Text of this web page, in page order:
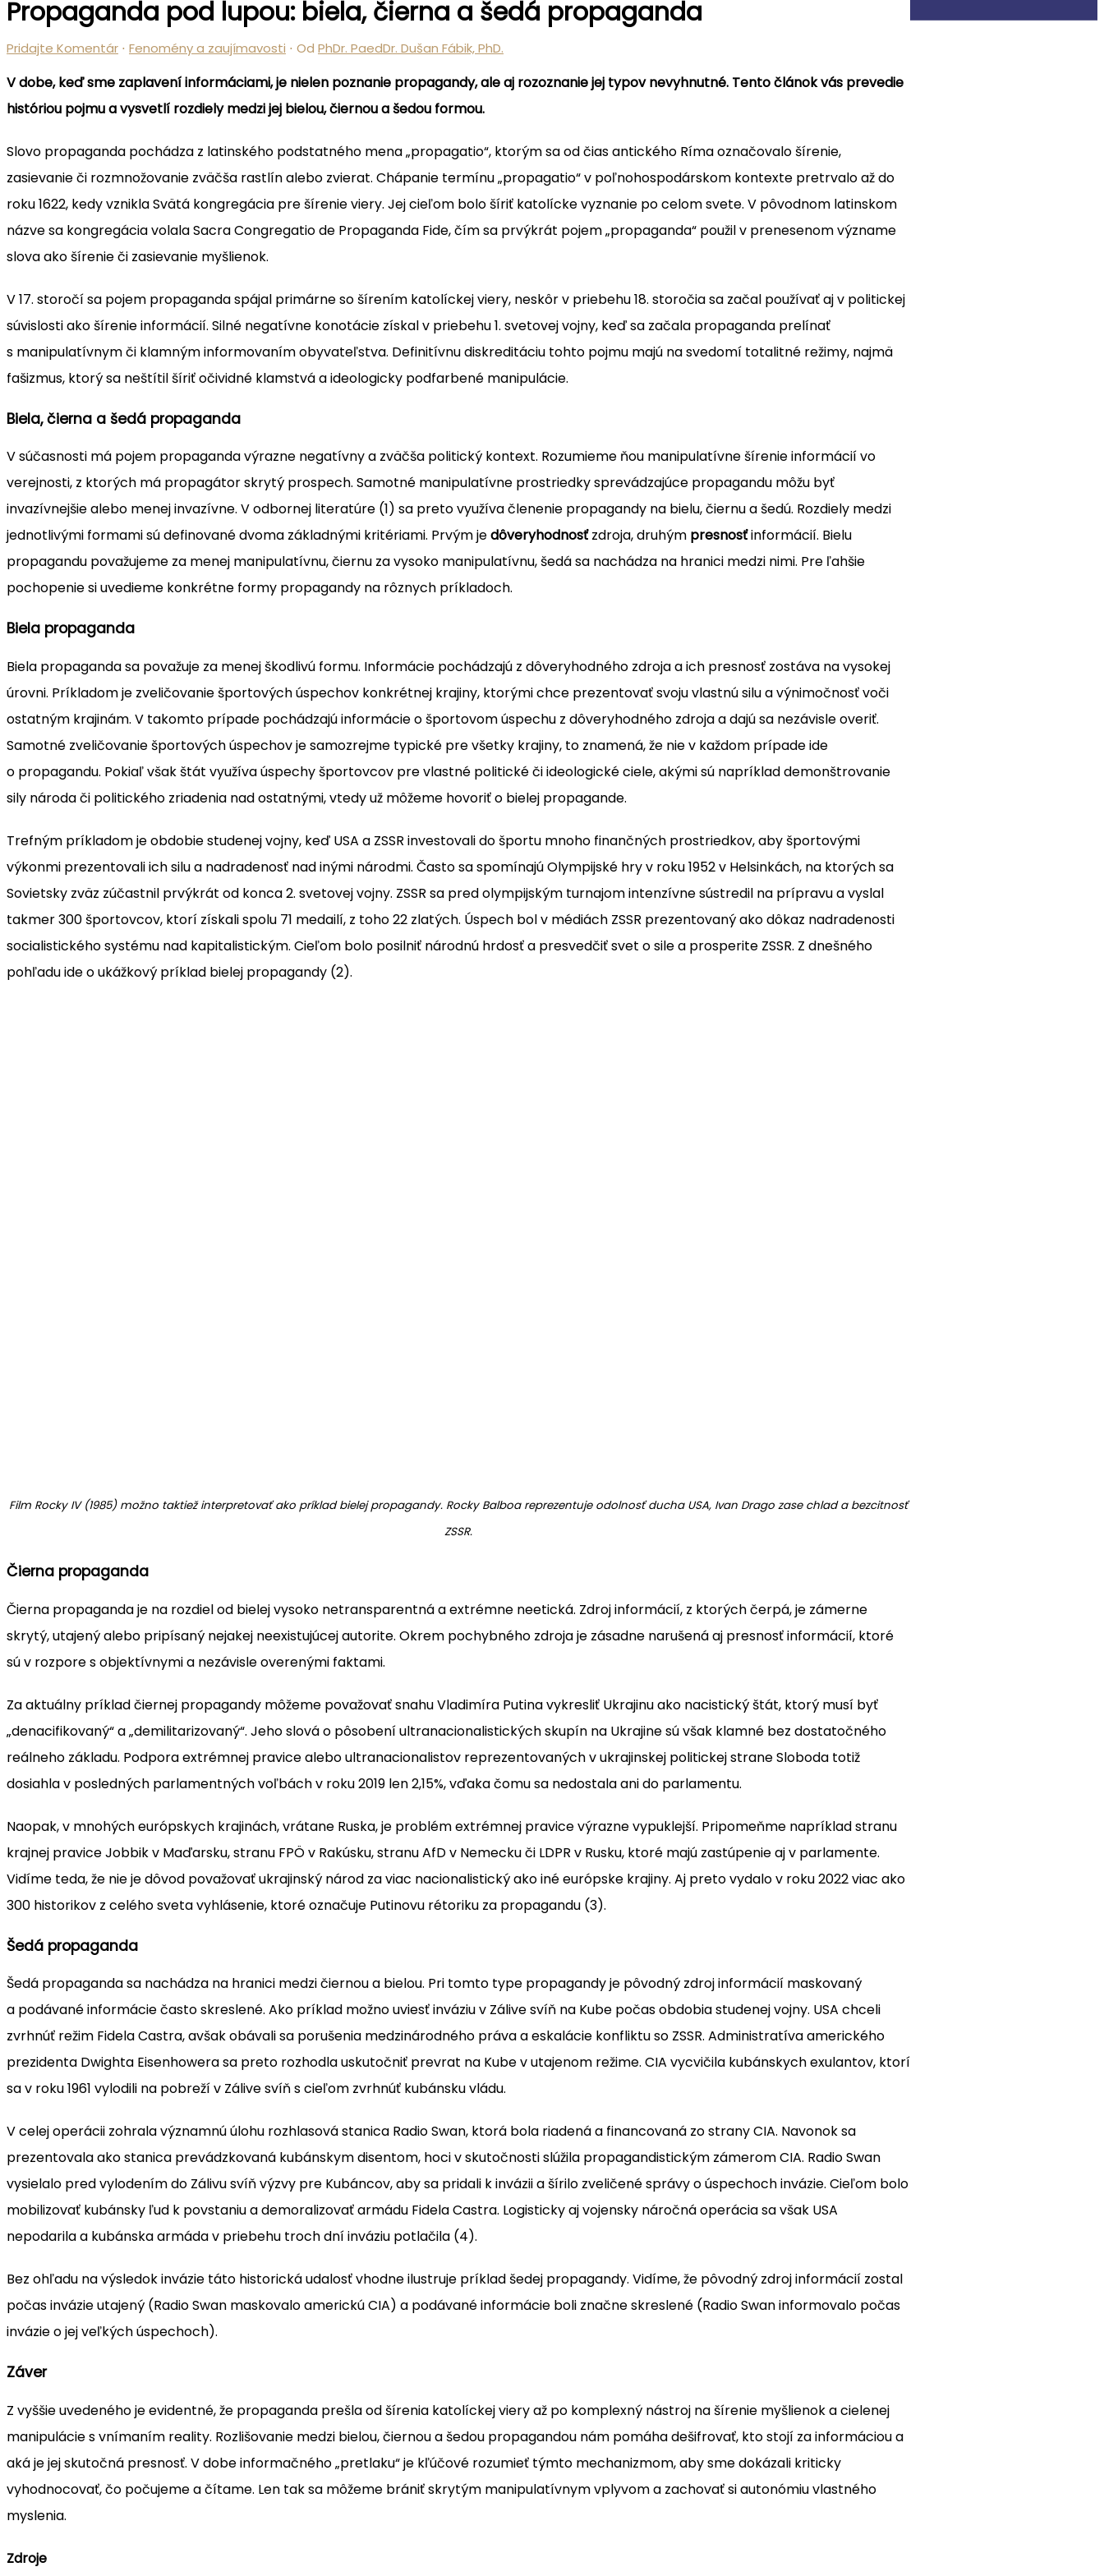
Propaganda pod lupou: biela, čierna a šedá propaganda
Pridajte Komentár ⋅ Fenomény a zaujímavosti ⋅ Od PhDr. PaedDr. Dušan Fábik, PhD.
V dobe, keď sme zaplavení informáciami, je nielen poznanie propagandy, ale aj rozoznanie jej typov nevyhnutné. Tento článok vás prevedie
históriou pojmu a vysvetlí rozdiely medzi jej bielou, čiernou a šedou formou.
Slovo propaganda pochádza z latinského podstatného mena „propagatio“, ktorým sa od čias antického Ríma označovalo šírenie,
zasievanie či rozmnožovanie zväčša rastlín alebo zvierat. Chápanie termínu „propagatio“ v poľnohospodárskom kontexte pretrvalo až do
roku 1622, kedy vznikla Svätá kongregácia pre šírenie viery. Jej cieľom bolo šíriť katolícke vyznanie po celom svete. V pôvodnom latinskom
názve sa kongregácia volala Sacra Congregatio de Propaganda Fide, čím sa prvýkrát pojem „propaganda“ použil v prenesenom význame
slova ako šírenie či zasievanie myšlienok.
V 17. storočí sa pojem propaganda spájal primárne so šírením katolíckej viery, neskôr v priebehu 18. storočia sa začal používať aj v politickej
súvislosti ako šírenie informácií. Silné negatívne konotácie získal v priebehu 1. svetovej vojny, keď sa začala propaganda prelínať
s manipulatívnym či klamným informovaním obyvateľstva. Definitívnu diskreditáciu tohto pojmu majú na svedomí totalitné režimy, najmä
fašizmus, ktorý sa neštítil šíriť očividné klamstvá a ideologicky podfarbené manipulácie.
Biela, čierna a šedá propaganda
V súčasnosti má pojem propaganda výrazne negatívny a zväčša politický kontext. Rozumieme ňou manipulatívne šírenie informácií vo
verejnosti, z ktorých má propagátor skrytý prospech. Samotné manipulatívne prostriedky sprevádzajúce propagandu môžu byť
invazívnejšie alebo menej invazívne. V odbornej literatúre (1) sa preto využíva členenie propagandy na bielu, čiernu a šedú. Rozdiely medzi
jednotlivými formami sú definované dvoma základnými kritériami. Prvým jedôveryhodnosťzdroja, druhým presnosťinformácií. Bielu
propagandu považujeme za menej manipulatívnu, čiernu za vysoko manipulatívnu, šedá sa nachádza na hranici medzi nimi. Pre ľahšie
pochopenie si uvedieme konkrétne formy propagandy na rôznych príkladoch.
Biela propaganda
Biela propaganda sa považuje za menej škodlivú formu. Informácie pochádzajú z dôveryhodného zdroja a ich presnosť zostáva na vysokej
úrovni. Príkladom je zveličovanie športových úspechov konkrétnej krajiny, ktorými chce prezentovať svoju vlastnú silu a výnimočnosť voči
ostatným krajinám. V takomto prípade pochádzajú informácie o športovom úspechu z dôveryhodného zdroja a dajú sa nezávisle overiť.
Samotné zveličovanie športových úspechov je samozrejme typické pre všetky krajiny, to znamená, že nie v každom prípade ide
o propagandu. Pokiaľ však štát využíva úspechy športovcov pre vlastné politické či ideologické ciele, akými sú napríklad demonštrovanie
sily národa či politického zriadenia nad ostatnými, vtedy už môžeme hovoriť o bielej propagande.
Trefným príkladom je obdobie studenej vojny, keď USA a ZSSR investovali do športu mnoho finančných prostriedkov, aby športovými
výkonmi prezentovali ich silu a nadradenosť nad inými národmi. Často sa spomínajú Olympijské hry v roku 1952 v Helsinkách, na ktorých sa
Sovietsky zväz zúčastnil prvýkrát od konca 2. svetovej vojny. ZSSR sa pred olympijským turnajom intenzívne sústredil na prípravu a vyslal
takmer 300 športovcov, ktorí získali spolu 71 medailí, z toho 22 zlatých. Úspech bol v médiách ZSSR prezentovaný ako dôkaz nadradenosti
socialistického systému nad kapitalistickým. Cieľom bolo posilniť národnú hrdosť a presvedčiť svet o sile a prosperite ZSSR. Z dnešného
pohľadu ide o ukážkový príklad bielej propagandy (2).
Film Rocky IV (1985) možno taktiež interpretovať ako príklad bielej propagandy. Rocky Balboa reprezentuje odolnosť ducha USA, Ivan Drago zase chlad a bezcitnosť
ZSSR.
Čierna propaganda
Čierna propaganda je na rozdiel od bielej vysoko netransparentná a extrémne neetická. Zdroj informácií, z ktorých čerpá, je zámerne
skrytý, utajený alebo pripísaný nejakej neexistujúcej autorite. Okrem pochybného zdroja je zásadne narušená aj presnosť informácií, ktoré
sú v rozpore s objektívnymi a nezávisle overenými faktami.
Za aktuálny príklad čiernej propagandy môžeme považovať snahu Vladimíra Putina vykresliť Ukrajinu ako nacistický štát, ktorý musí byť
„denacifikovaný“ a „demilitarizovaný“. Jeho slová o pôsobení ultranacionalistických skupín na Ukrajine sú však klamné bez dostatočného
reálneho základu. Podpora extrémnej pravice alebo ultranacionalistov reprezentovaných v ukrajinskej politickej strane Sloboda totiž
dosiahla v posledných parlamentných voľbách v roku 2019 len 2,15%, vďaka čomu sa nedostala ani do parlamentu.
Naopak, v mnohých európskych krajinách, vrátane Ruska, je problém extrémnej pravice výrazne vypuklejší. Pripomeňme napríklad stranu
krajnej pravice Jobbik v Maďarsku, stranu FPÖ v Rakúsku, stranu AfD v Nemecku či LDPR v Rusku, ktoré majú zastúpenie aj v parlamente.
Vidíme teda, že nie je dôvod považovať ukrajinský národ za viac nacionalistický ako iné európske krajiny. Aj preto vydalo v roku 2022 viac ako
300 historikov z celého sveta vyhlásenie, ktoré označuje Putinovu rétoriku za propagandu (3).
Šedá propaganda
Šedá propaganda sa nachádza na hranici medzi čiernou a bielou. Pri tomto type propagandy je pôvodný zdroj informácií maskovaný
a podávané informácie často skreslené. Ako príklad možno uviesť inváziu v Zálive svíň na Kube počas obdobia studenej vojny. USA chceli
zvrhnúť režim Fidela Castra, avšak obávali sa porušenia medzinárodného práva a eskalácie konfliktu so ZSSR. Administratíva amerického
prezidenta Dwighta Eisenhowera sa preto rozhodla uskutočniť prevrat na Kube v utajenom režime. CIA vycvičila kubánskych exulantov, ktorí
sa v roku 1961 vylodili na pobreží v Zálive svíň s cieľom zvrhnúť kubánsku vládu.
V celej operácii zohrala významnú úlohu rozhlasová stanica Radio Swan, ktorá bola riadená a financovaná zo strany CIA. Navonok sa
prezentovala ako stanica prevádzkovaná kubánskym disentom, hoci v skutočnosti slúžila propagandistickým zámerom CIA. Radio Swan
vysielalo pred vylodením do Zálivu svíň výzvy pre Kubáncov, aby sa pridali k invázii a šírilo zveličené správy o úspechoch invázie. Cieľom bolo
mobilizovať kubánsky ľud k povstaniu a demoralizovať armádu Fidela Castra. Logisticky aj vojensky náročná operácia sa však USA
nepodarila a kubánska armáda v priebehu troch dní inváziu potlačila (4).
Bez ohľadu na výsledok invázie táto historická udalosť vhodne ilustruje príklad šedej propagandy. Vidíme, že pôvodný zdroj informácií zostal
počas invázie utajený (Radio Swan maskovalo americkú CIA) a podávané informácie boli značne skreslené (Radio Swan informovalo počas
invázie o jej veľkých úspechoch).
Záver
Z vyššie uvedeného je evidentné, že propaganda prešla od šírenia katolíckej viery až po komplexný nástroj na šírenie myšlienok a cielenej
manipulácie s vnímaním reality. Rozlišovanie medzi bielou, čiernou a šedou propagandou nám pomáha dešifrovať, kto stojí za informáciou a
aká je jej skutočná presnosť. V dobe informačného „pretlaku“ je kľúčové rozumieť týmto mechanizmom, aby sme dokázali kriticky
vyhodnocovať, čo počujeme a čítame. Len tak sa môžeme brániť skrytým manipulatívnym vplyvom a zachovať si autonómiu vlastného
myslenia.
Zdroje